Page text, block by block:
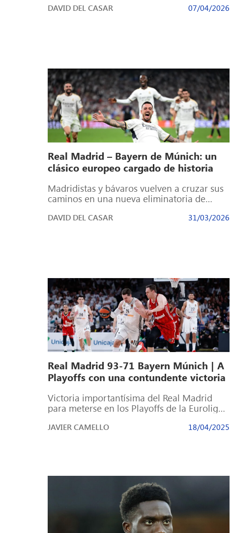
Champions […]
DAVID DEL CASAR 07/04/2026
Real Madrid – Bayern de Múnich: un
clásico europeo cargado de historia
Madridistas y bávaros vuelven a cruzar sus
caminos en una nueva eliminatoria de
eliminatorias […]
DAVID DEL CASAR 31/03/2026
Real Madrid 93-71 Bayern Múnich | A
Playoffs con una contundente victoria
Victoria importantísima del Real Madrid
para meterse en los Playoffs de la Euroliga
[…]
JAVIER CAMELLO 18/04/2025